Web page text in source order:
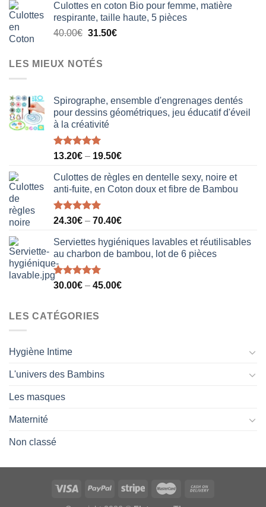
initial
était :
18.50€.
actuel
est :
12.20€.
Culottes en coton Bio pour femme, matière
respirante, taille haute, 5 pièces
40.00€ Le
initial
était :
31.50€Le
LES MIEUX NOTÉS
Spirographe, ensemble d'engrenages dentés
pour dessins géométriques, jeu éducatif d'éveil
à la créativité
Note5.00
13.20€ – 19.50€
Culottes de règles en dentelle sexy, noire et
anti-fuite, en Coton doux et fibre de Bambou
Note5.00
24.30€ – 70.40€
Serviettes hygiéniques lavables et réutilisables
au charbon de bambou, lot de 6 pièces
Note5.00
30.00€ – 45.00€
LES CATÉGORIES
Hygiène Intime
L'univers des Bambins
Les masques
Maternité
Non classé